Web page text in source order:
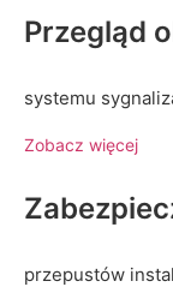
Przegląd
systemu
Zobacz więcej
przepustów